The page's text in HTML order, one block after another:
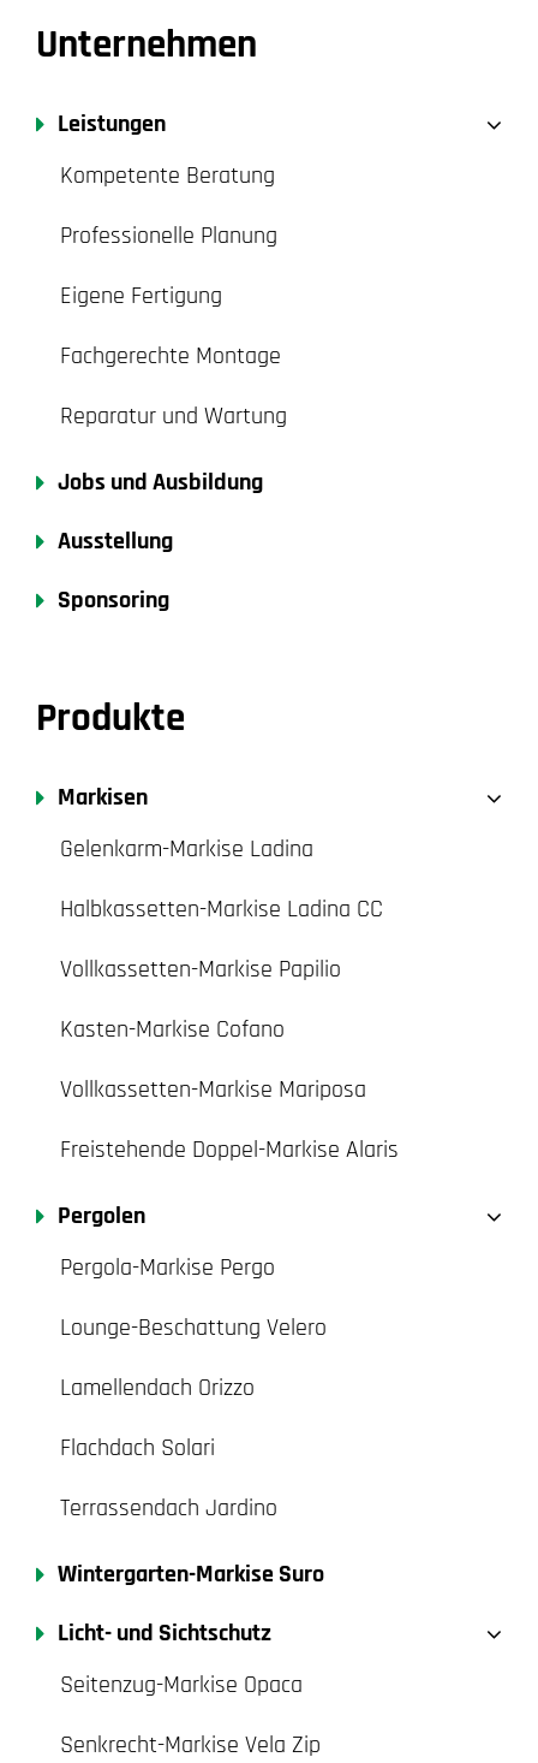
Unternehmen
Leistungen
Kompetente Beratung
Professionelle Planung
Eigene Fertigung
Fachgerechte Montage
Reparatur und Wartung
Jobs und Ausbildung
Ausstellung
Sponsoring
Produkte
Markisen
Gelenkarm-Markise Ladina
Halbkassetten-Markise Ladina CC
Vollkassetten-Markise Papilio
Kasten-Markise Cofano
Vollkassetten-Markise Mariposa
Freistehende Doppel-Markise Alaris
Pergolen
Pergola-Markise Pergo
Lounge-Beschattung Velero
Lamellendach Orizzo
Flachdach Solari
Terrassendach Jardino
Wintergarten-Markise Suro
Licht- und Sichtschutz
Seitenzug-Markise Opaca
Senkrecht-Markise Vela Zip